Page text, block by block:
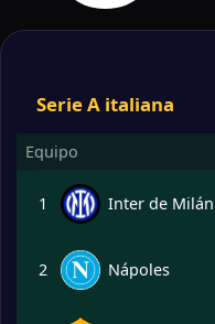
Serie A italiana
Equipo
1 Inter de Milán
2 Nápoles